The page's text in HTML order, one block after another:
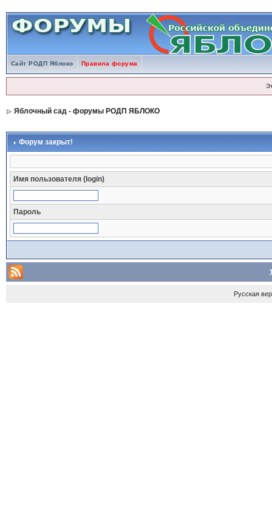
Сайт РОДП Яблоко Правила форума
Яблочный сад - форумы РОДП ЯБЛОКО
Форум закрыт!
Имя пользователя (login)
Пароль
Русская